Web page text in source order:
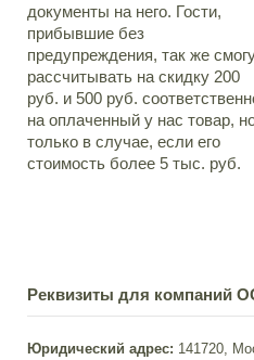
документы на него. Гости,
прибывшие без
предупреждения, так же
рассчитывать на скидку 200
руб. и 500 руб.
на оплаченный у нас товар,
только в случае, если его
стоимость более 5 тыс. руб.
Реквизиты для компаний
Юридический адрес: 141720,